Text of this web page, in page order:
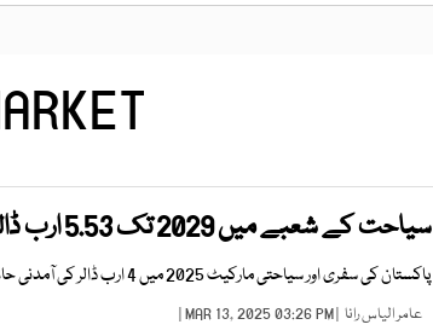
سیاحت کے شعبے میں 2029 تک 5.53 ارب ڈالر کی مارکیٹ متوقع
پاکستان کی سفری اور سیاحتی مارکیٹ 2025 میں 4 ارب ڈالر کی آمدنی حاصل کرے گی
عامر الیاس رانا | MAR 13, 2025 03:26 PM |